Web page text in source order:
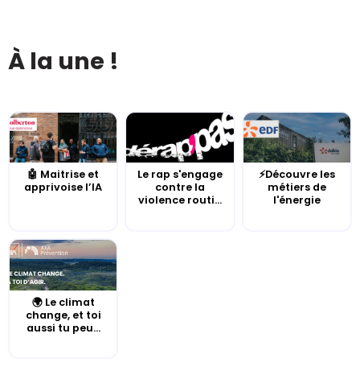
À la une !
🤖 Maitrise et
apprivoise l’IA
Le rap s'engage
contre la
violence routi...
⚡Découvre les
métiers de
l'énergie
🌍 Le climat
change, et toi
aussi tu peu...